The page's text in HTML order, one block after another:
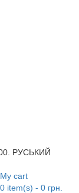
РУСЬКИЙ
My cart
0item(s) - 0 грн.